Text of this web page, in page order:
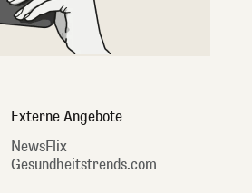
Externe Angebote
NewsFlix
Gesundheitstrends.com